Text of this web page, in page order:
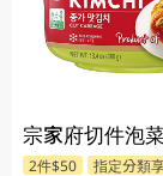
宗家府切件泡
2件$50 指定分類